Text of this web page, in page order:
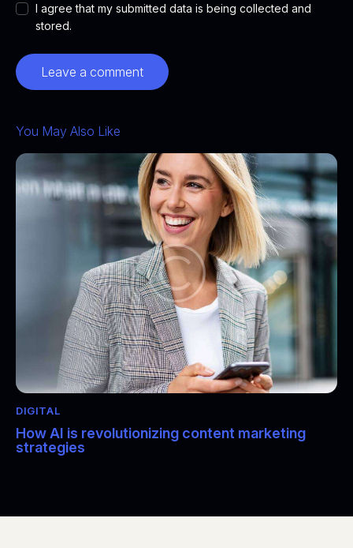
I agree that my submitted data is being collected and
stored.
You May Also Like
DIGITAL
How AI is revolutionizing content marketing
strategies